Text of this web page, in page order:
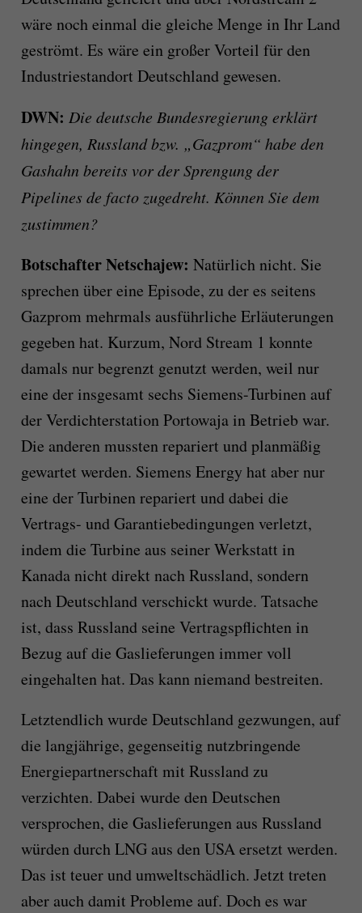
wäre noch einmal die gleiche Menge in Ihr Land
geströmt. Es wäre ein großer Vorteil für den
Industriestandort Deutschland gewesen.
DWN: Die deutsche Bundesregierung erklärt
hingegen, Russland bzw. „Gazprom“ habe den
Gashahn bereits vor der Sprengung der
Pipelines de facto zugedreht. Können Sie dem
zustimmen?
Botschafter Netschajew: Natürlich nicht. Sie
sprechen über eine Episode, zu der es seitens
Gazprom mehrmals ausführliche Erläuterungen
gegeben hat. Kurzum, Nord Stream 1 konnte
damals nur begrenzt genutzt werden, weil nur
eine der insgesamt sechs Siemens-Turbinen auf
der Verdichterstation Portowaja in Betrieb war.
Die anderen mussten repariert und planmäßig
gewartet werden. Siemens Energy hat aber nur
eine der Turbinen repariert und dabei die
Vertrags- und Garantiebedingungen verletzt,
indem die Turbine aus seiner Werkstatt in
Kanada nicht direkt nach Russland, sondern
nach Deutschland verschickt wurde. Tatsache
ist, dass Russland seine Vertragspflichten in
Bezug auf die Gaslieferungen immer voll
eingehalten hat. Das kann niemand bestreiten.
Letztendlich wurde Deutschland gezwungen, auf
die langjährige, gegenseitig nutzbringende
Energiepartnerschaft mit Russland zu
verzichten. Dabei wurde den Deutschen
versprochen, die Gaslieferungen aus Russland
würden durch LNG aus den USA ersetzt werden.
Das ist teuer und umweltschädlich. Jetzt treten
aber auch damit Probleme auf. Doch es war